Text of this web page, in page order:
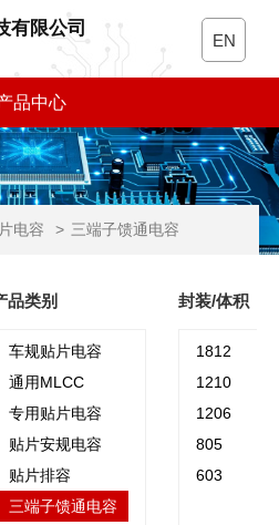
有限公司
EN
品中心
电容 > 三端子馈通电容
品类别
车规贴片电容
通用MLCC
专用贴片电容
贴片安规电容
贴片排容
三端子馈通电容
封装/体积
1812
1210
1206
805
603